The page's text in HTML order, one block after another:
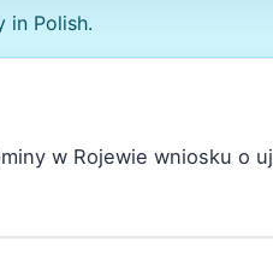
in Polish.
w Rojewie wniosku o